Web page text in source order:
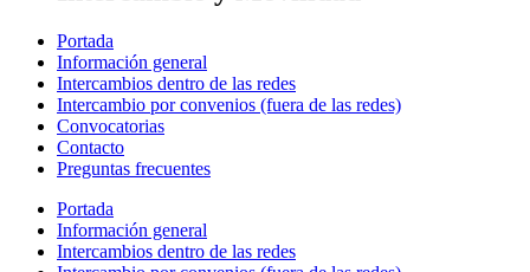
Portada
Información general
Intercambios dentro de las redes
Intercambio por convenios (fuera de las redes)
Convocatorias
Contacto
Preguntas frecuentes
Portada
Información general
Intercambios dentro de las redes